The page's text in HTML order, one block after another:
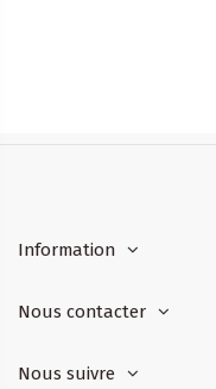
Information
Nous contacter
Nous suivre